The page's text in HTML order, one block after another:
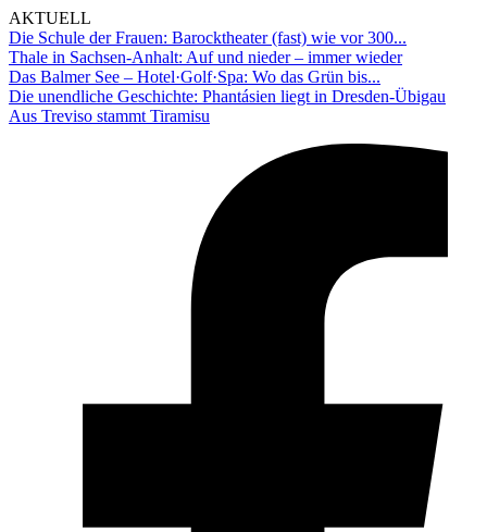
AKTUELL
Die Schule der Frauen: Barocktheater (fast) wie vor 300...
Thale in Sachsen-Anhalt: Auf und nieder – immer wieder
Das Balmer See – Hotel·Golf·Spa: Wo das Grün bis...
Die unendliche Geschichte: Phantásien liegt in Dresden-Übigau
Aus Treviso stammt Tiramisu